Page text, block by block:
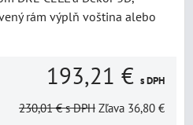
rám výplň voština alebo
193,21 € s DPH
230,01 € s DPH Zľava 36,80 €